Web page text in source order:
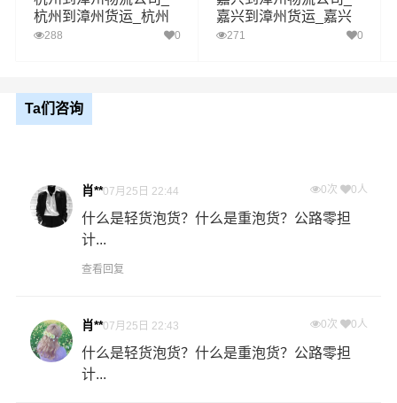
区域
县,东山县,南靖县,平和县,华安县
如何计算台州至漳州物流费用总报价？
物流费用总报价=台州提货费用+专线运输费用+漳州送货上
门费用。
怎么计算专线运输费用？
积。先确定货物性质，货物性质可分为重货、重泡货、泡
货，根据货物性质确定单价。
杭州到漳州货运_杭州
至漳州物流专线
288 0
嘉兴到漳州货运_嘉兴
至漳州物流专线
271 0
Ta们咨询
肖**07月25日 22:44 0次 0人
什么是轻货泡货？什么是重泡货？公路零担
计...
查看回复
肖**07月25日 22:43 0次 0人
什么是轻货泡货？什么是重泡货？公路零担
计...